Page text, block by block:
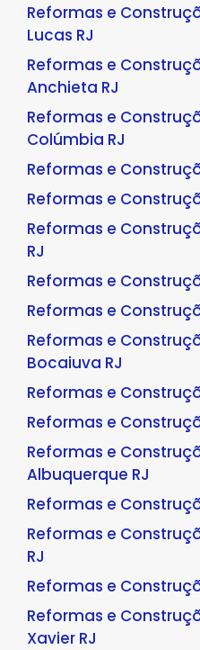
Reformas e
Lucas RJ
Reformas e
Anchieta RJ
Reformas e
Colúmbia RJ
Reformas e
Reformas e
Reformas e
RJ
Reformas e
Reformas e
Reformas e
Bocaiuva RJ
Reformas e
Reformas e
Reformas e
Albuquerque RJ
Reformas e
Reformas e
RJ
Reformas e
Reformas e
Xavier RJ